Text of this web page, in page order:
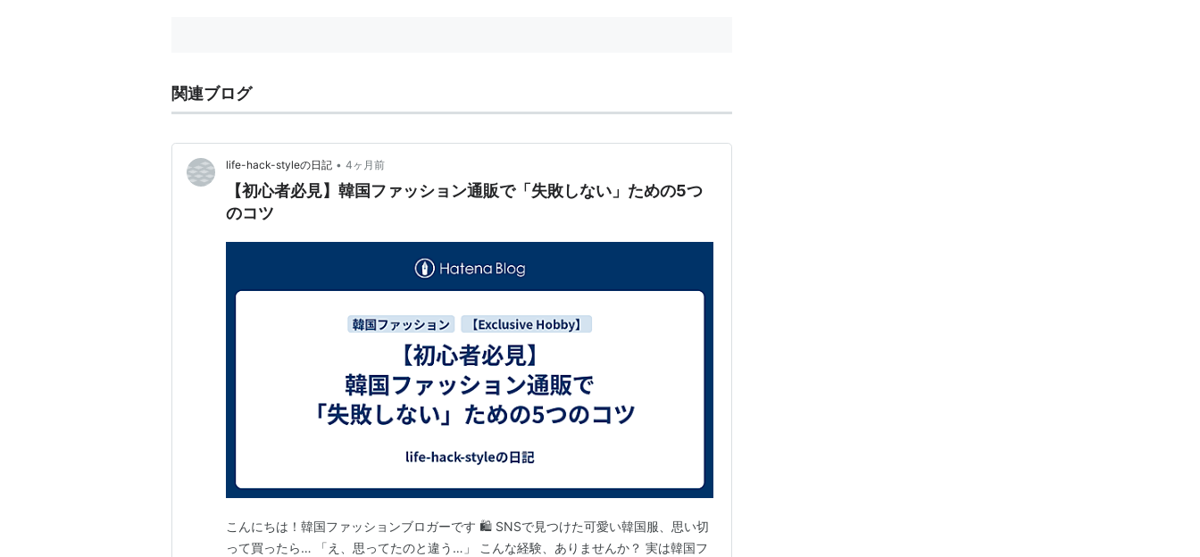
関連ブログ
life-hack-styleの日記 • 4ヶ月前
【初心者必見】韓国ファッション通販で「失敗しない」ための5つ
のコツ
こんにちは！韓国ファッションブロガーです 🛍️ SNSで見つけた可愛い韓国服、思い切
って買ったら… 「え、思ってたのと違う…」 こんな経験、ありませんか？ 実は韓国フ